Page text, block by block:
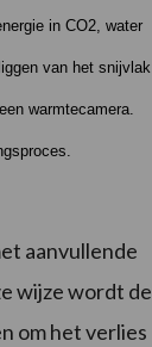
in CO2, water
van het snijvlak
warmtecamera.
aanvullende
wijze wordt de
om het verlies